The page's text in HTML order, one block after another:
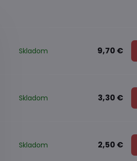
Skladom 9,70 €
Skladom 3,30 €
Skladom 2,50 €